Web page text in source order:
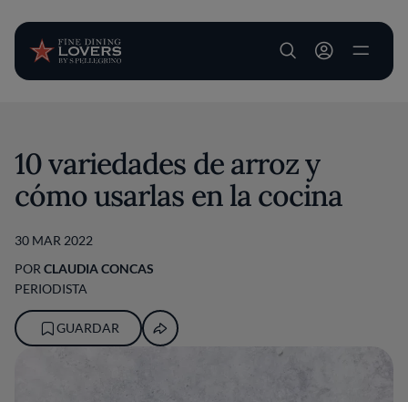
User account
10 variedades de arroz y
cómo usarlas en la cocina
30 MAR 2022
POR CLAUDIA CONCAS
PERIODISTA
GUARDAR